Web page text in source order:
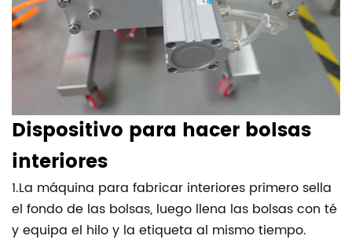
Dispositivo para hacer bolsas
interiores
1.La máquina para fabricar interiores primero sella
el fondo de las bolsas, luego llena las bolsas con té
y equipa el hilo y la etiqueta al mismo tiempo.